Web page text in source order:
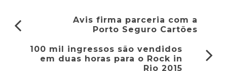
Avis firma parceria com a
Porto Seguro Cartões
100 mil ingressos são vendidos
em duas horas para o Rock in
Rio 2015